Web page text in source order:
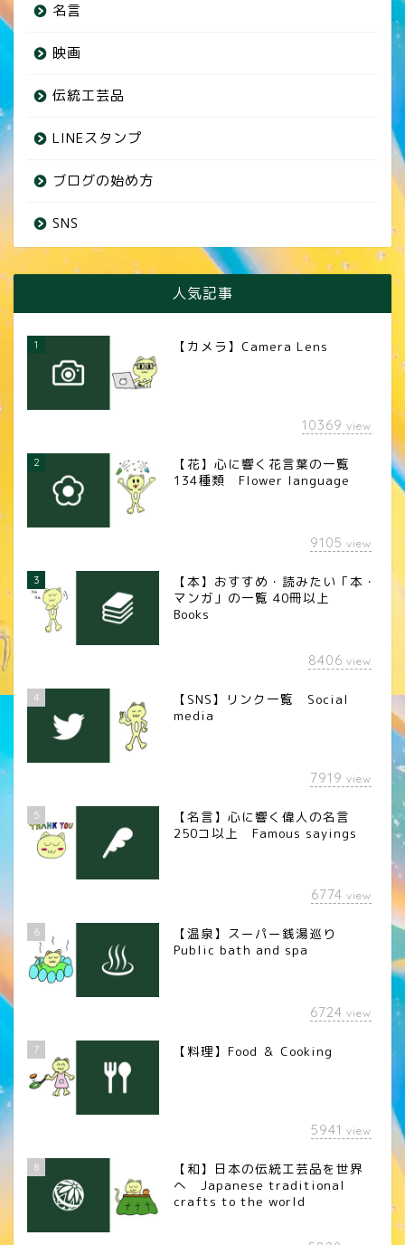
名言
映画
伝統工芸品
LINEスタンプ
ブログの始め方
SNS
人気記事
1 【カメラ】Camera Lens
10369 view
2
【花】心に響く花言葉の一覧
134種類 Flower language
9105 view
3
【本】おすすめ・読みたい「本・
マンガ」の一覧 40冊以上
Books
8406 view
4
【SNS】リンク一覧 Social
media
7919 view
5
【名言】心に響く偉人の名言
250コ以上 Famous sayings
6774 view
6
【温泉】スーパー銭湯巡り
Public bath and spa
6724 view
7 【料理】Food ＆ Cooking
5941 view
8
【和】日本の伝統工芸品を世界
へ Japanese traditional
crafts to the world